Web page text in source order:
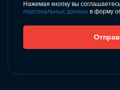
Нажимая кнопку вы
персональных данных в форму